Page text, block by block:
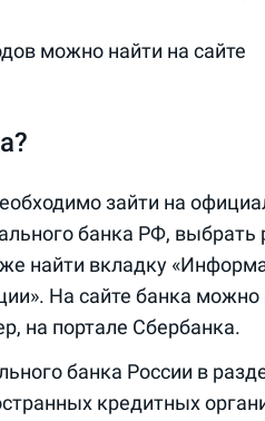
можно найти на сайте
зайти на
банка РФ, выбрать
найти вкладку
На сайте банка можно
на портале Сбербанка.
банка России в
кредитных